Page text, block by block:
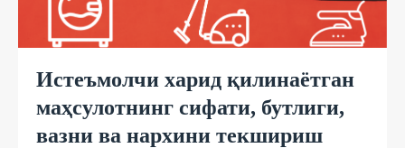
Истеъмолчи харид қилинаётган
маҳсулотнинг сифати, бутлиги,
вазни ва нархини текшириш